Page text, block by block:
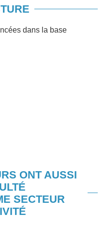
dans la base
ONT AUSSI
SECTEUR